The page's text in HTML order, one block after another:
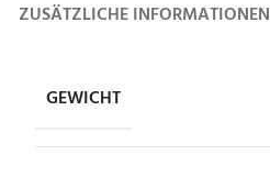
ZUSÄTZLICHE INFORMATIONEN
GEWICHT